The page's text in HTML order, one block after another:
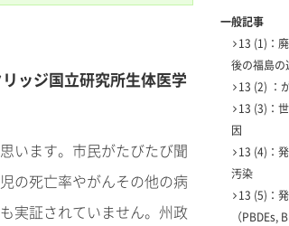
ッジ国立研究所生体医学
います。市民がたびたび聞
の死亡率やがんその他の病
実証されていません。州政
一般記事
13 (1)：
後の福島の
13 (2) ：
13 (3)：
因
13 (4)：
汚染
13 (5)：
（PBDEs,